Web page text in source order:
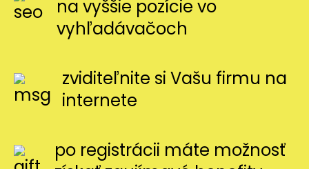
na vyššie pozície vo
vyhľadávačoch
zviditeľnite si Vašu firmu na
internete
po registrácii máte možnosť